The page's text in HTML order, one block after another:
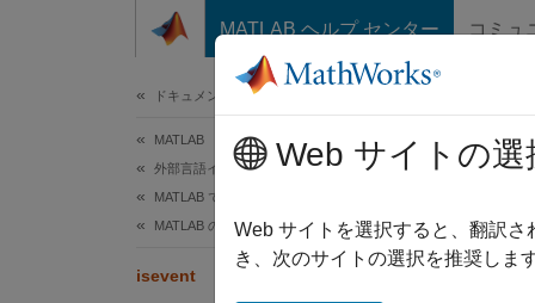
コンテンツへスキップ
MATLAB ヘルプ センター コミュ
ドキュメンテーションのホーム
MATLAB
外部言語インターフェイス
MATLAB での COM
MATLAB の COM オブジェクトの使用
isevent
入力が
Web サイトの選
Web サイトを選択すると、翻訳
き、次のサイトの選択を推奨しま